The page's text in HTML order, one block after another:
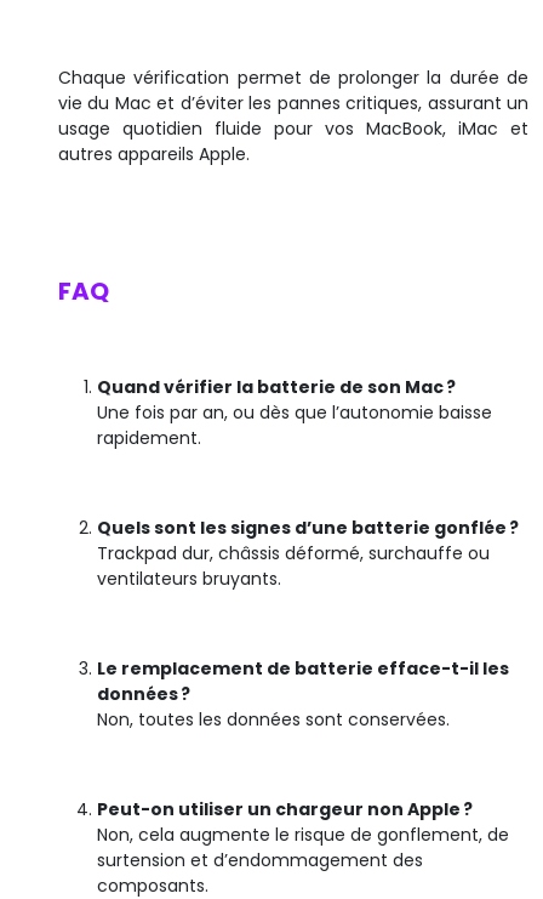
Chaque vérification permet de prolonger la durée de
vie du Mac et d’éviter les pannes critiques, assurant un
usage quotidien fluide pour vos MacBook, iMac et
autres appareils Apple.
FAQ
Quand vérifier la batterie de son Mac ?
Une fois par an, ou dès que l’autonomie baisse
rapidement.
Quels sont les signes d’une batterie gonflée ?
Trackpad dur, châssis déformé, surchauffe ou
ventilateurs bruyants.
Le remplacement de batterie efface-t-il les
données ?
Non, toutes les données sont conservées.
Peut-on utiliser un chargeur non Apple ?
Non, cela augmente le risque de gonflement, de
surtension et d’endommagement des
composants.